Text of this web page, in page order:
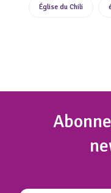
Église du Chili